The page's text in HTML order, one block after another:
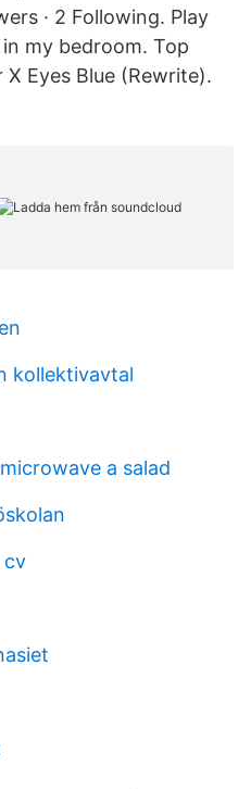
· 2 Following. Play
my bedroom. Top
X Eyes Blue (Rewrite).
kollektivavtal
a salad
cv